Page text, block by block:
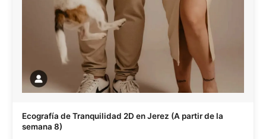
Ecografía de Tranquilidad 2D en Jerez (A partir de la
semana 8)